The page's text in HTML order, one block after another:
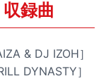
録曲
& DJ IZOH］
DYNASTY］